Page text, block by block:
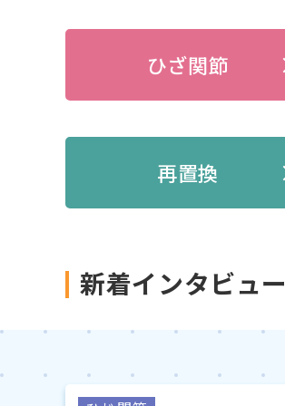
ひざ関節
再置換
新着インタビュー